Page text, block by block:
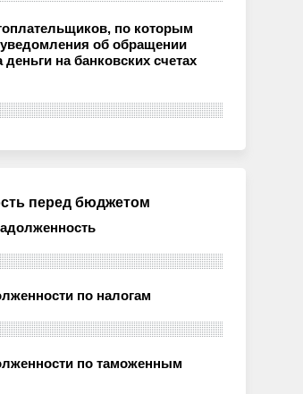
по которым
об обращении
на банковских счетах
перед бюджетом
по налогам
по таможенным